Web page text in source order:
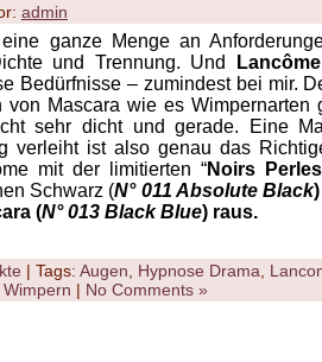
admin
ganze Menge an
und Trennung. Und
Bedürfnisse – zumindest bei mir.
Mascara wie es Wimpernarten
sehr dicht und gerade. Eine
verleiht ist also genau das
mit der limitierten “Noirs Perles
Schwarz (N° 011 Absolute Black
(N° 013 Black Blue) raus.
| Tags: Augen Hypnose Drama
Wimpern | No Comments »